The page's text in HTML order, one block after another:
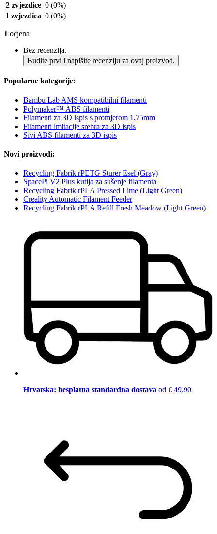
2 zvjezdice 0 (0%)
1 zvjezdica 0 (0%)
1 ocjena
Bez recenzija.
Budite prvi i napišite recenziju za ovaj proizvod.
Popularne kategorije:
Bambu Lab AMS kompatibilni filamenti
Polymaker™ ABS filamenti
Filamenti za 3D ispis s promjerom 1,75mm
Filamenti imitacije srebra za 3D ispis
Sivi ABS filamenti za 3D ispis
Novi proizvodi:
Recycling Fabrik rPETG Sturer Esel (Gray)
SpacePi V2 Plus kutija za sušenje filamenta
Recycling Fabrik rPLA Pressed Lime (Light Green)
Creality Automatic Filament Feeder
Recycling Fabrik rPLA Refill Fresh Meadow (Light Green)
Hrvatska: besplatna standardna dostava od € 49,90